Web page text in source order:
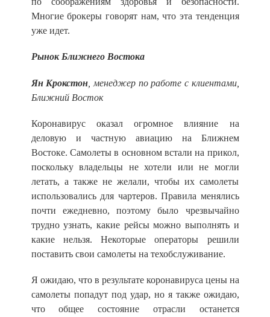
Многие брокеры говорят нам, что эта тенденция
уже идет.
Рынок Ближнего Востока
Ян Крокстон , менеджер по работе с клиентами,
Ближний Восток
Коронавирус оказал огромное влияние на
деловую и частную авиацию на Ближнем
Востоке. Самолеты в основном встали на прикол,
поскольку владельцы не хотели или не могли
летать, а также не желали, чтобы их самолеты
использовались для чартеров. Правила менялись
почти ежедневно, поэтому было чрезвычайно
трудно узнать, какие рейсы можно выполнять и
какие нельзя. Некоторые операторы решили
поставить свои самолеты на техобслуживание.
Я ожидаю, что в результате коронавируса цены на
самолеты попадут под удар, но я также ожидаю,
что общее состояние отрасли останется